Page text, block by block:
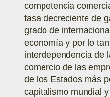
competencia
tasa decreciente de
grado de
economía y por lo
interdependencia de
comercio de las
de los Estados más
capitalismo mundial y